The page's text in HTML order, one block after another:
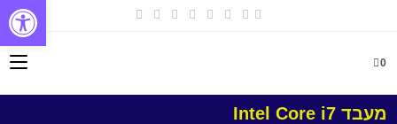
0
מעבד Intel Core i7